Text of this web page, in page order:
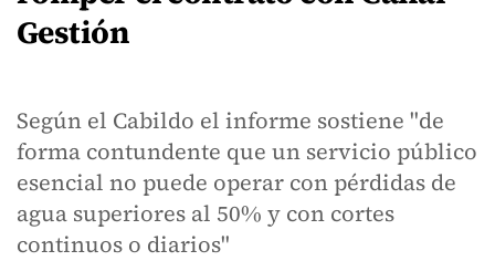
Gestión
Según el Cabildo el informe sostiene "de
forma contundente que un servicio público
esencial no puede operar con pérdidas de
agua superiores al 50% y con cortes
continuos o diarios"